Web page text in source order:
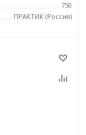
750
ПРАКТИК (Россия)